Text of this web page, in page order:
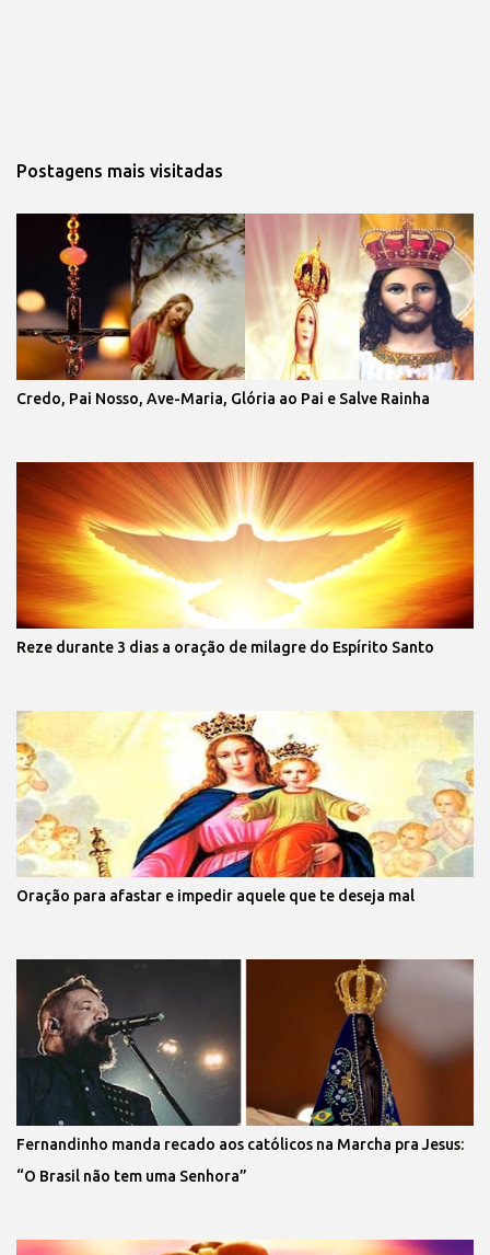
Postagens mais visitadas
Credo, Pai Nosso, Ave-Maria, Glória ao Pai e Salve Rainha
Reze durante 3 dias a oração de milagre do Espírito Santo
Oração para afastar e impedir aquele que te deseja mal
Fernandinho manda recado aos católicos na Marcha pra Jesus:
“O Brasil não tem uma Senhora”